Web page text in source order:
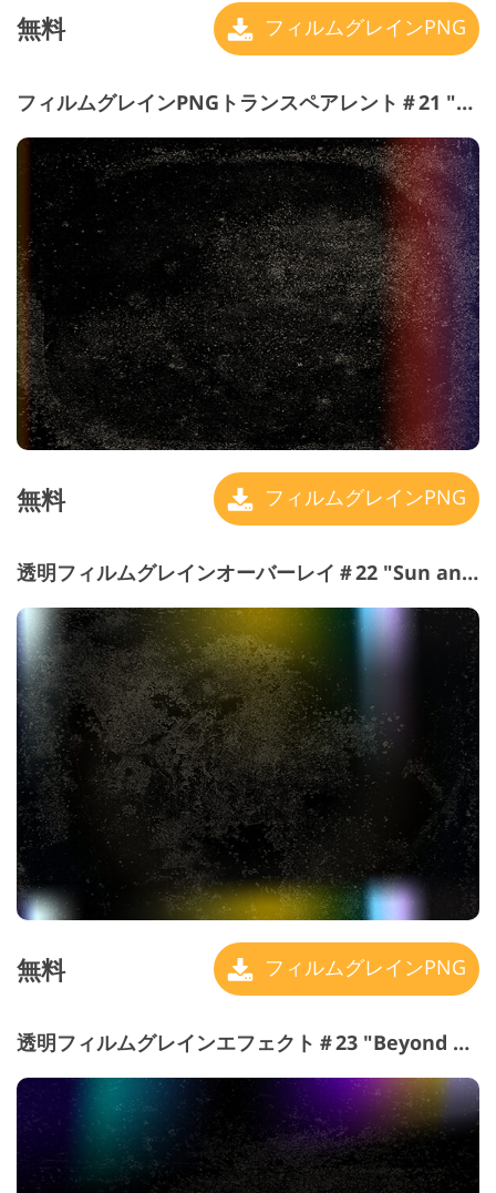
無料 フィルムグレインPNG
フィルムグレインPNGトランスペアレント＃21 "Full の the Sun"
無料 フィルムグレインPNG
透明フィルムグレインオーバーレイ＃22 "Sun and Love"
無料 フィルムグレインPNG
透明フィルムグレインエフェクト＃23 "Beyond Abyss"